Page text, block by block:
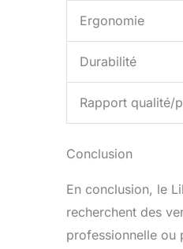
Ergonomie
Durabilité
Rapport qualité/
Conclusion
En conclusion, le
recherchent des
professionnelle ou